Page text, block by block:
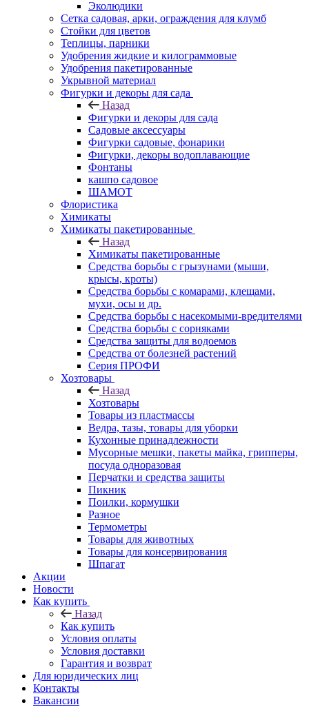
Эколюдики
Сетка садовая, арки, ограждения для клумб
Стойки для цветов
Теплицы, парники
Удобрения жидкие и килограммовые
Удобрения пакетированные
Укрывной материал
Фигурки и декоры для сада
Назад
Фигурки и декоры для сада
Садовые аксессуары
Фигурки садовые, фонарики
Фигурки, декоры водоплавающие
Фонтаны
кашпо садовое
ШАМОТ
Флористика
Химикаты
Химикаты пакетированные
Назад
Химикаты пакетированные
Средства борьбы с грызунами (мыши,
крысы, кроты)
Средства борьбы с комарами, клещами,
мухи, осы и др.
Средства борьбы с насекомыми-вредителями
Средства борьбы с сорняками
Средства защиты для водоемов
Средства от болезней растений
Серия ПРОФИ
Хозтовары
Назад
Хозтовары
Товары из пластмассы
Ведра, тазы, товары для уборки
Кухонные принадлежности
Мусорные мешки, пакеты майка, грипперы,
посуда одноразовая
Перчатки и средства защиты
Пикник
Поилки, кормушки
Разное
Термометры
Товары для животных
Товары для консервирования
Шпагат
Акции
Новости
Как купить
Назад
Как купить
Условия оплаты
Условия доставки
Гарантия и возврат
Для юридических лиц
Контакты
Вакансии